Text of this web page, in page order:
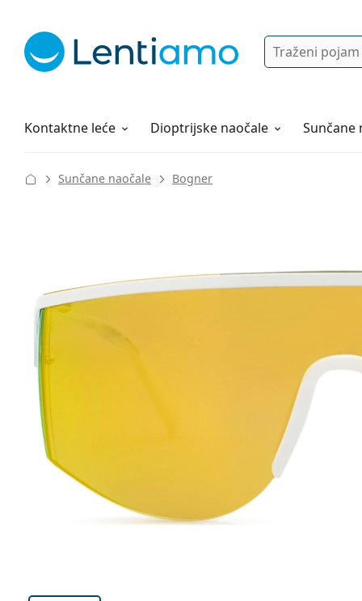
Pretraga
Kontaktne leće
Otopine za leće Dioptrijske naočale Sunčane
Sve o kupovini
Sunčane naočale Bogner
130 mm
Širina leće